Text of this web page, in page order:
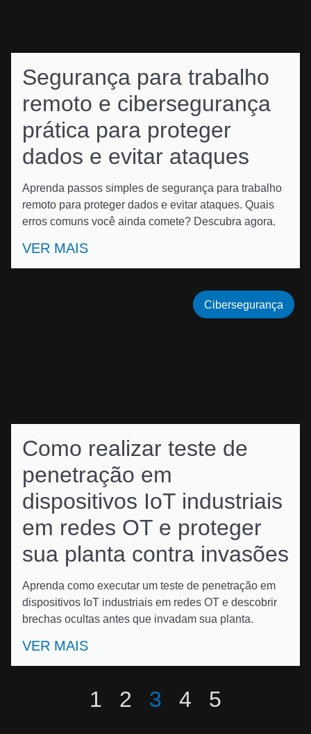
Segurança para trabalho
remoto e cibersegurança
prática para proteger
dados e evitar ataques
Aprenda passos simples de segurança para trabalho
remoto para proteger dados e evitar ataques. Quais
erros comuns você ainda comete? Descubra agora.
VER MAIS
Como realizar teste de
penetração em
dispositivos IoT industriais
em redes OT e proteger
sua planta contra invasões
Aprenda como executar um teste de penetração em
dispositivos IoT industriais em redes OT e descobrir
brechas ocultas antes que invadam sua planta.
VER MAIS
Cibersegurança
1 2 3 4 5